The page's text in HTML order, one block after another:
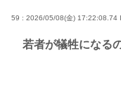
59 : 2026/05/08(金) 17:22:08.74
若者が犠牲になる